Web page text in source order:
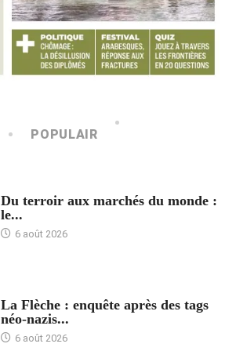
POPULAIR
Du terroir aux marchés du monde :
le...
6 août 2026
La Flèche : enquête après des tags
néo-nazis...
6 août 2026